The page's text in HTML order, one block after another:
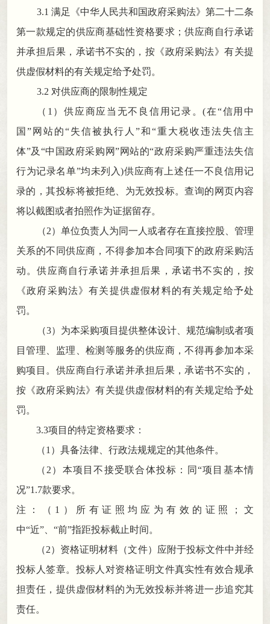
3.1 满足《中华人民共和国政府采购法》第二十二条
第一款规定的供应商基础性资格要求； 供应商自行承诺
并承担后果，承诺书不实的 ， 按《政府采购法》有关提
供虚假材料的有关规定给予处罚。
3.2 对供应商的限制性规定
（ 1）供应商应当无不良信用记录 。(在“信用中
国” 网站的“失信被执行人”和“重大税收违法失信主
体”及“中国政府采购网”网站的“政府采购严重违法失信
行为记录名单”均未列入)供应商有上述任一不良信用记
录的，其投标将被拒绝、为无效投标。查询的网页内容
将以截图或者拍照作为证据留存。
（2）单位负责人为同一人或者存在直接控股、管理
关系的不同供应商 ， 不得参加本合同项下的政府采购活
动。供应商自行承诺并承担后果 ， 承诺书不实的，按
《政府采购法》有关提供虚假材料的有关规定给予处
罚。
（3）为本采购项目提供整体设计、规范编制或者项
目管理、监理、检测等服务的供应商，不得再参加本采
购项目。供应商自行承诺并承担后果， 承诺书不实的，
按《政府采购法》有关提供虚假材料的有关规定给予处
罚。
3.3项目的特定资格要求：
（1）具备法律、行政法规规定的其他条件。
（ 2）本项目不接受联合体投标：同“项目基本情
况”1.7款要求。
注：（ 1）所有证照均应为有效的证照 ；
文
中“近”、“前”指距投标截止时间。
（2）资格证明材料（文件）应附于投标文件中并经
投标人签章。 投标人对资格证明文件真实性有效合规承
担责任，提供虚假材料的为无效投标并将进一步追究其
责任。